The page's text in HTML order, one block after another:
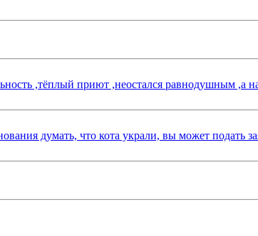
,тёплый приют ,неостался равнодушным ,а
думать, что кота украли, вы может подать